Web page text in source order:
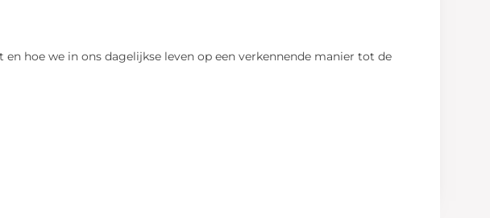
hoe we in ons dagelijkse leven op een verkennende manier tot de